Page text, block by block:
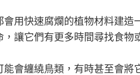
用快速腐爛的植物材料建
讓它們有更多時間尋找食物
會纏繞鳥類，有時甚至會